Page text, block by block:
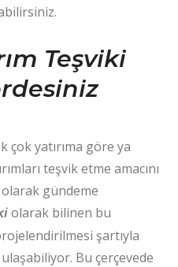
Teşviki
çok yatırıma göre ya
teşvik etme amacını
gündeme
olarak bilinen bu
şartıyla
Bu çerçevede